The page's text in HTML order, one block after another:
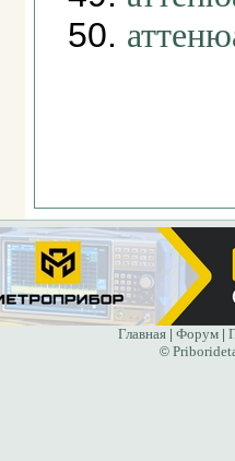
50.
Главная Форум
©